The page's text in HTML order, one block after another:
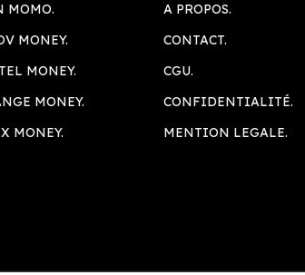
MOMO.
MONEY.
MONEY.
MONEY.
MONEY.
A PROPOS.
CONTACT.
CGU.
CONFIDENTIALITÉ.
MENTION LEGALE.